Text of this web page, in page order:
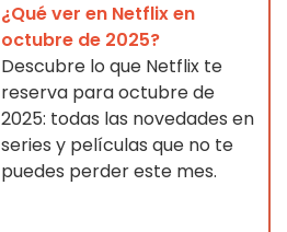
¿Qué ver en Netflix en
octubre de 2025?
Descubre lo que Netflix te
reserva para octubre de
2025: todas las novedades en
series y películas que no te
puedes perder este mes.